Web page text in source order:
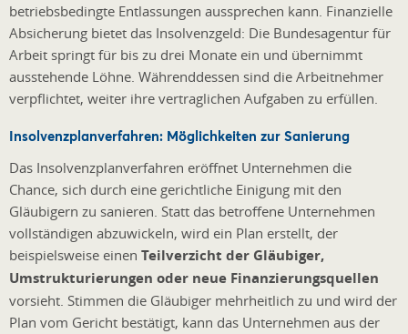
betriebsbedingte Entlassungen aussprechen kann. Finanzielle
Absicherung bietet das Insolvenzgeld: Die Bundesagentur für
Arbeit springt für bis zu drei Monate ein und übernimmt
ausstehende Löhne. Währenddessen sind die Arbeitnehmer
verpflichtet, weiter ihre vertraglichen Aufgaben zu erfüllen.
Insolvenzplanverfahren: Möglichkeiten zur Sanierung
Das Insolvenzplanverfahren eröffnet Unternehmen die
Chance, sich durch eine gerichtliche Einigung mit den
Gläubigern zu sanieren. Statt das betroffene Unternehmen
vollständigen abzuwickeln, wird ein Plan erstellt, der
beispielsweise einen Teilverzicht der Gläubiger,
Umstrukturierungen oder neue Finanzierungsquellen
vorsieht. Stimmen die Gläubiger mehrheitlich zu und wird der
Plan vom Gericht bestätigt, kann das Unternehmen aus der